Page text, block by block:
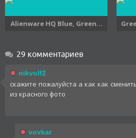
Alienware HQ Blue, Green...
29 комментариев
nikvolf2
скажите пожалуйста а как как
из красного фото
vovkar